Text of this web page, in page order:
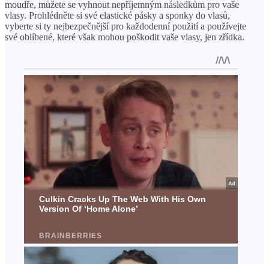
moudře, můžete se vyhnout nepříjemným následkům pro vaše
vlasy. Prohlédněte si své elastické pásky a sponky do vlasů,
vyberte si ty nejbezpečnější pro každodenní použití a používejte
své oblíbené, které však mohou poškodit vaše vlasy, jen zřídka.